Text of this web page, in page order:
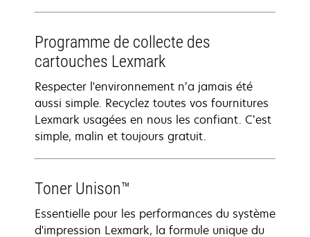
Programme de collecte des
cartouches Lexmark
Respecter l'environnement n’a jamais été
aussi simple. Recyclez toutes vos fournitures
Lexmark usagées en nous les confiant. C’est
simple, malin et toujours gratuit.
Toner Unison™
Essentielle pour les performances du système
d'impression Lexmark, la formule unique du